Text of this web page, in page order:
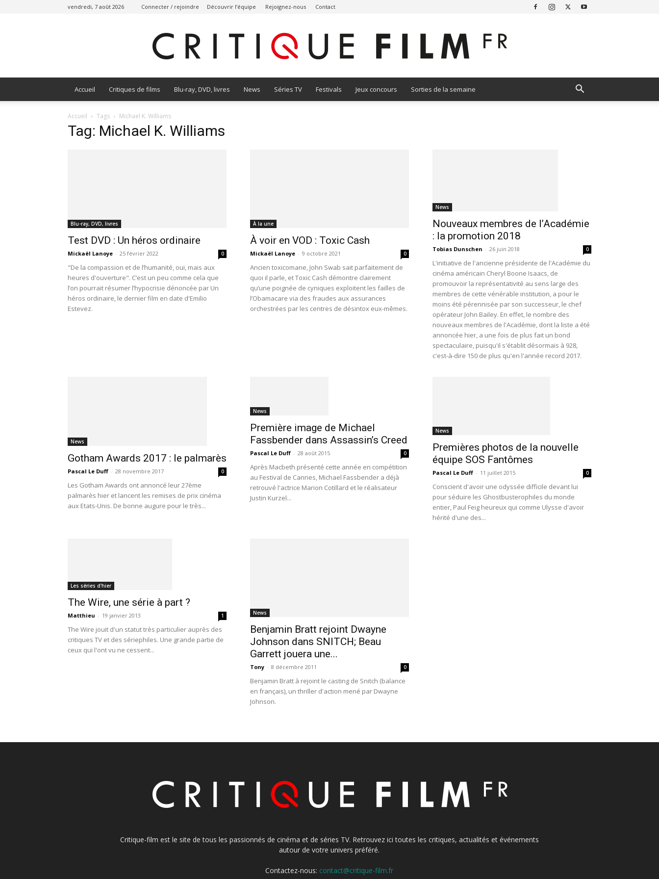
vendredi, 7 août 2026 Connecter / rejoindre Découvrir l’équipe Rejoignez-nous Contact
Accueil Critiques de films Blu-ray, DVD, livres News Séries TV Festivals Jeux concours Sorties de la semaine
Accueil Tags Michael K. Williams
Tag: Michael K. Williams
Blu-ray, DVD, livres
Test DVD : Un héros ordinaire
Mickaël Lanoye - 25 février 2022 0
"De la compassion et de l’humanité, oui, mais aux
heures d'ouverture". C’est un peu comme cela que
l’on pourrait résumer l’hypocrisie dénoncée par Un
héros ordinaire, le dernier film en date d'Emilio
Estevez.
À la une
À voir en VOD : Toxic Cash
Mickaël Lanoye - 9 octobre 2021 0
Ancien toxicomane, John Swab sait parfaitement de
quoi il parle, et Toxic Cash démontre clairement
qu’une poignée de cyniques exploitent les failles de
l’Obamacare via des fraudes aux assurances
orchestrées par les centres de désintox eux-mêmes.
News
Nouveaux membres de l’Académie
: la promotion 2018
Tobias Dunschen - 26 juin 2018 0
L'initiative de l'ancienne présidente de l'Académie du
cinéma américain Cheryl Boone Isaacs, de
promouvoir la représentativité au sens large des
membres de cette vénérable institution, a pour le
moins été pérennisée par son successeur, le chef
opérateur John Bailey. En effet, le nombre des
nouveaux membres de l'Académie, dont la liste a été
annoncée hier, a une fois de plus fait un bond
spectaculaire, puisqu'il s'établit désormais à 928,
c'est-à-dire 150 de plus qu'en l'année record 2017.
News
Gotham Awards 2017 : le palmarès
Pascal Le Duff - 28 novembre 2017 0
Les Gotham Awards ont annoncé leur 27ème
palmarès hier et lancent les remises de prix cinéma
aux Etats-Unis. De bonne augure pour le très...
News
Première image de Michael
Fassbender dans Assassin’s Creed
Pascal Le Duff - 28 août 2015 0
Après Macbeth présenté cette année en compétition
au Festival de Cannes, Michael Fassbender a déjà
retrouvé l'actrice Marion Cotillard et le réalisateur
Justin Kurzel...
News
Premières photos de la nouvelle
équipe SOS Fantômes
Pascal Le Duff - 11 juillet 2015 0
Conscient d'avoir une odyssée difficile devant lui
pour séduire les Ghostbusterophiles du monde
entier, Paul Feig heureux qui comme Ulysse d'avoir
hérité d'une des...
Les séries d'hier
The Wire, une série à part ?
Matthieu - 19 janvier 2013 1
The Wire jouit d'un statut très particulier auprès des
critiques TV et des sériephiles. Une grande partie de
ceux qui l'ont vu ne cessent...
News
Benjamin Bratt rejoint Dwayne
Johnson dans SNITCH; Beau
Garrett jouera une...
Tony - 8 décembre 2011 0
Benjamin Bratt à rejoint le casting de Snitch (balance
en français), un thriller d'action mené par Dwayne
Johnson.
Critique-film est le site de tous les passionnés de cinéma et de séries TV. Retrouvez ici toutes les critiques, actualités et événements
autour de votre univers préféré.
Contactez-nous: contact@critique-film.fr